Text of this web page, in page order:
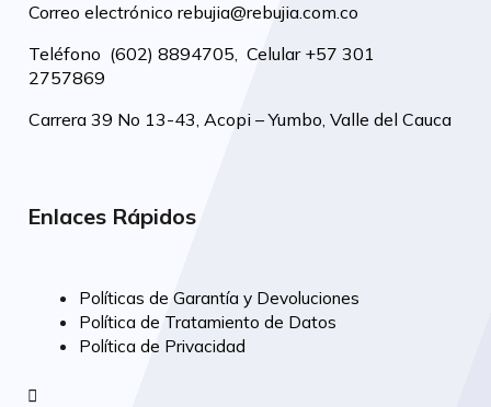
Correo electrónico rebujia@rebujia.com.co
Teléfono (602) 8894705, Celular +57 301
2757869
Carrera 39 No 13-43, Acopi – Yumbo, Valle del Cauca
Enlaces Rápidos
Políticas de Garantía y Devoluciones
Política de Tratamiento de Datos
Política de Privacidad